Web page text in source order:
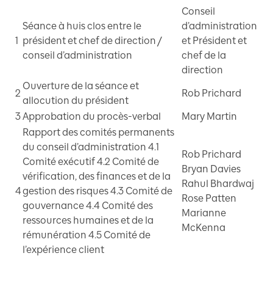
1
Séance à huis clos entre le
président et chef de direction /
conseil d’administration
Conseil
d’administration
et Président et
chef de la
direction
2
Ouverture de la séance et
allocution du président
Rob Prichard
3Approbation du procès-verbal Mary Martin
4
Rapport des comités permanents
du conseil d’administration 4.1
Comité exécutif 4.2 Comité de
vérification, des finances et de la
gestion des risques 4.3 Comité de
gouvernance 4.4 Comité des
ressources humaines et de la
rémunération 4.5 Comité de
l’expérience client
Rob Prichard
Bryan Davies
Rahul Bhardwaj
Rose Patten
Marianne
McKenna